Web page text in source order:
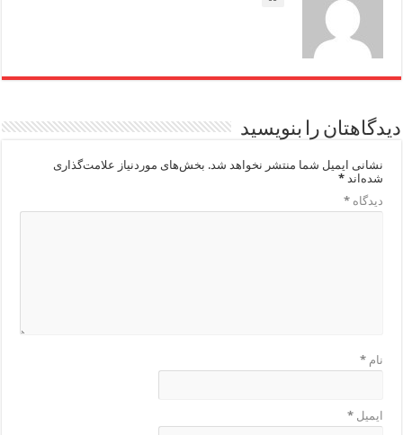
دیدگاهتان را بنویسید
نشانی ایمیل شما منتشر نخواهد شد. بخش‌های موردنیاز علامت‌گذاری
شده‌اند*
دیدگاه*
نام*
ایمیل*